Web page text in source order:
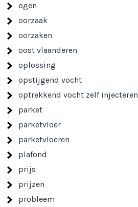
ogen
oorzaak
oorzaken
oost vlaanderen
oplossing
opstijgend vocht
optrekkend vocht zelf injecteren
parket
parketvloer
parketvloeren
plafond
prijs
prijzen
probleem